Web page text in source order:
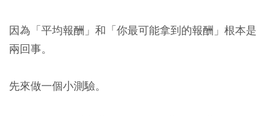
因為「平均報酬」和「你最可能拿到的報酬」根本是
兩回事。
先來做一個小測驗。